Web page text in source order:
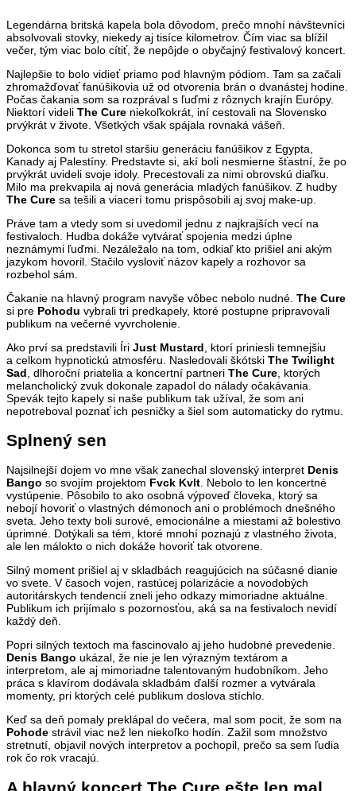
Legendárna britská kapela bola dôvodom, prečo mnohí návštevníci
absolvovali stovky, niekedy aj tisíce kilometrov. Čím viac sa blížil
večer, tým viac bolo cítiť, že nepôjde o obyčajný festivalový koncert.
Najlepšie to bolo vidieť priamo pod hlavným pódiom. Tam sa začali
zhromažďovať fanúšikovia už od otvorenia brán o dvanástej hodine.
Počas čakania som sa rozprával s ľuďmi z rôznych krajín Európy.
Niektorí videli The Cure niekoľkokrát, iní cestovali na Slovensko
prvýkrát v živote. Všetkých však spájala rovnaká vášeň.
Dokonca som tu stretol staršiu generáciu fanúšikov z Egypta,
Kanady aj Palestíny. Predstavte si, akí boli nesmierne šťastní, že po
prvýkrát uvideli svoje idoly. Precestovali za nimi obrovskú diaľku.
Milo ma prekvapila aj nová generácia mladých fanúšikov. Z hudby
The Cure sa tešili a viacerí tomu prispôsobili aj svoj make-up.
Práve tam a vtedy som si uvedomil jednu z najkrajších vecí na
festivaloch. Hudba dokáže vytvárať spojenia medzi úplne
neznámymi ľuďmi. Nezáležalo na tom, odkiaľ kto prišiel ani akým
jazykom hovoril. Stačilo vysloviť názov kapely a rozhovor sa
rozbehol sám.
Čakanie na hlavný program navyše vôbec nebolo nudné. The Cure
si pre Pohodu vybrali tri predkapely, ktoré postupne pripravovali
publikum na večerné vyvrcholenie.
Ako prví sa predstavili Íri Just Mustard , ktorí priniesli temnejšiu
a celkom hypnotickú atmosféru. Nasledovali škótski The Twilight
Sad , dlhoroční priatelia a koncertní partneri The Cure , ktorých
melancholický zvuk dokonale zapadol do nálady očakávania.
Spevák tejto kapely si naše publikum tak užíval, že som ani
nepotreboval poznať ich pesničky a šiel som automaticky do rytmu.
Splnený sen
Najsilnejší dojem vo mne však zanechal slovenský interpret Denis
Bango so svojím projektom Fvck Kvlt. Nebolo to len koncertné
vystúpenie. Pôsobilo to ako osobná výpoveď človeka, ktorý sa
nebojí hovoriť o vlastných démonoch ani o problémoch dnešného
sveta. Jeho texty boli surové, emocionálne a miestami až bolestivo
úprimné. Dotýkali sa tém, ktoré mnohí poznajú z vlastného života,
ale len málokto o nich dokáže hovoriť tak otvorene.
Silný moment prišiel aj v skladbách reagujúcich na súčasné dianie
vo svete. V časoch vojen, rastúcej polarizácie a novodobých
autoritárskych tendencií zneli jeho odkazy mimoriadne aktuálne.
Publikum ich prijímalo s pozornosťou, aká sa na festivaloch nevidí
každý deň.
Popri silných textoch ma fascinovalo aj jeho hudobné prevedenie.
Denis Bango ukázal, že nie je len výrazným textárom a
interpretom, ale aj mimoriadne talentovaným hudobníkom. Jeho
práca s klavírom dodávala skladbám ďalší rozmer a vytvárala
momenty, pri ktorých celé publikum doslova stíchlo.
Keď sa deň pomaly preklápal do večera, mal som pocit, že som na
Pohode strávil viac než len niekoľko hodín. Zažil som množstvo
stretnutí, objavil nových interpretov a pochopil, prečo sa sem ľudia
rok čo rok vracajú.
A hlavný koncert The Cure ešte len mal